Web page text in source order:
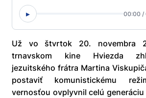
▸ 00:00 /
Už vo štvrtok 20. novembra
trnavskom kine Hviezda
jezuitského frátra Martina
postaviť komunistickému
vernosťou ovplyvnil celú generáciu